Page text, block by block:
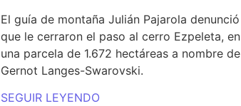
El guía de montaña Julián Pajarola denunció
que le cerraron el paso al cerro Ezpeleta, en
una parcela de 1.672 hectáreas a nombre de
Gernot Langes-Swarovski.
SEGUIR LEYENDO